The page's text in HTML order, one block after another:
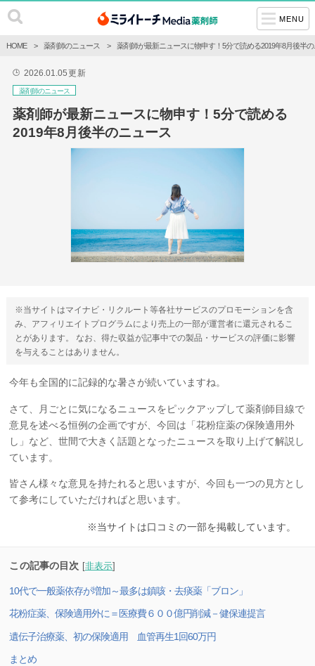
MENU
HOME 薬剤師のニュース 薬剤師が最新ニュースに物申す！5分で読める2019年8月後半
🕒 2026.01.05更新
薬剤師のニュース
薬剤師が最新ニュースに物申す！5分で読める
2019年8月後半のニュース
※当サイトはマイナビ・リクルート等各社サービスのプロモーションを含
み、アフィリエイトプログラムにより売上の一部が運営者に還元されるこ
とがあります。 なお、得た収益が記事中での製品・サービスの評価に影響
を与えることはありません。
今年も全国的に記録的な暑さが続いていますね。
さて、月ごとに気になるニュースをピックアップして薬剤師目線で
意見を述べる恒例の企画ですが、今回は「花粉症薬の保険適用外
し」など、世間で大きく話題となったニュースを取り上げて解説し
ています。
皆さん様々な意見を持たれると思いますが、今回も一つの見方とし
て参考にしていただければと思います。
※当サイトは口コミの一部を掲載しています。
この記事の目次 [非表示]
10代で一般薬依存が増加～最多は鎮咳・去痰薬「ブロン」
花粉症薬、保険適用外に＝医療費６００億円削減－健保連提言
遺伝子治療薬、初の保険適用 血管再生1回60万円
まとめ